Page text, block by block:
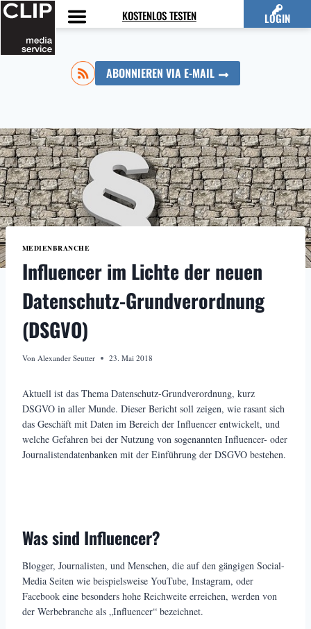
Zum
Inhalt
springen
KOSTENLOS TESTEN LOGIN
ABONNIEREN VIA E-MAIL
MEDIENBRANCHE
Influencer im Lichte der neuen
Datenschutz-Grundverordnung
(DSGVO)
Von Alexander Seutter 23. Mai 2018
Aktuell ist das Thema Datenschutz-Grundverordnung, kurz
DSGVO in aller Munde. Dieser Bericht soll zeigen, wie rasant sich
das Geschäft mit Daten im Bereich der Influencer entwickelt, und
welche Gefahren bei der Nutzung von sogenannten Influencer- oder
Journalistendatenbanken mit der Einführung der DSGVO bestehen.
Was sind Influencer?
Blogger, Journalisten, und Menschen, die auf den gängigen Social-
Media Seiten wie beispielsweise YouTube, Instagram, oder
Facebook eine besonders hohe Reichweite erreichen, werden von
der Werbebranche als „Influencer“ bezeichnet.